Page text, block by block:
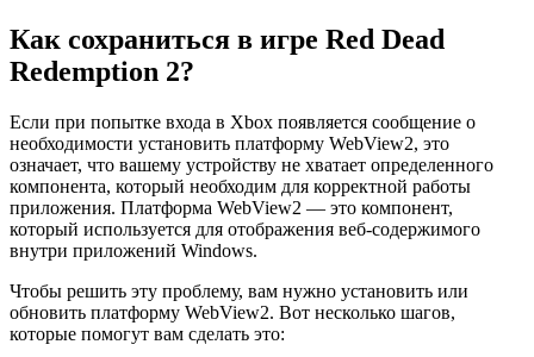
Как сохраниться в игре Red Dead
Redemption 2?
Если при попытке входа в Xbox появляется сообщение о
необходимости установить платформу WebView2, это
означает, что вашему устройству не хватает определенного
компонента, который необходим для корректной работы
приложения. Платформа WebView2 — это компонент,
который используется для отображения веб-содержимого
внутри приложений Windows.
Чтобы решить эту проблему, вам нужно установить или
обновить платформу WebView2. Вот несколько шагов,
которые помогут вам сделать это: